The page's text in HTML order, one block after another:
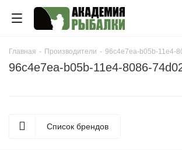
Главная - Производители - 96c4e7ea-b05b-11e4-
96c4e7ea-b05b-11e4-8086-
Список брендов